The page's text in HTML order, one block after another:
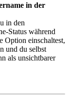
in der
in den
Status während
Option einschaltest,
und du selbst
als unsichtbarer